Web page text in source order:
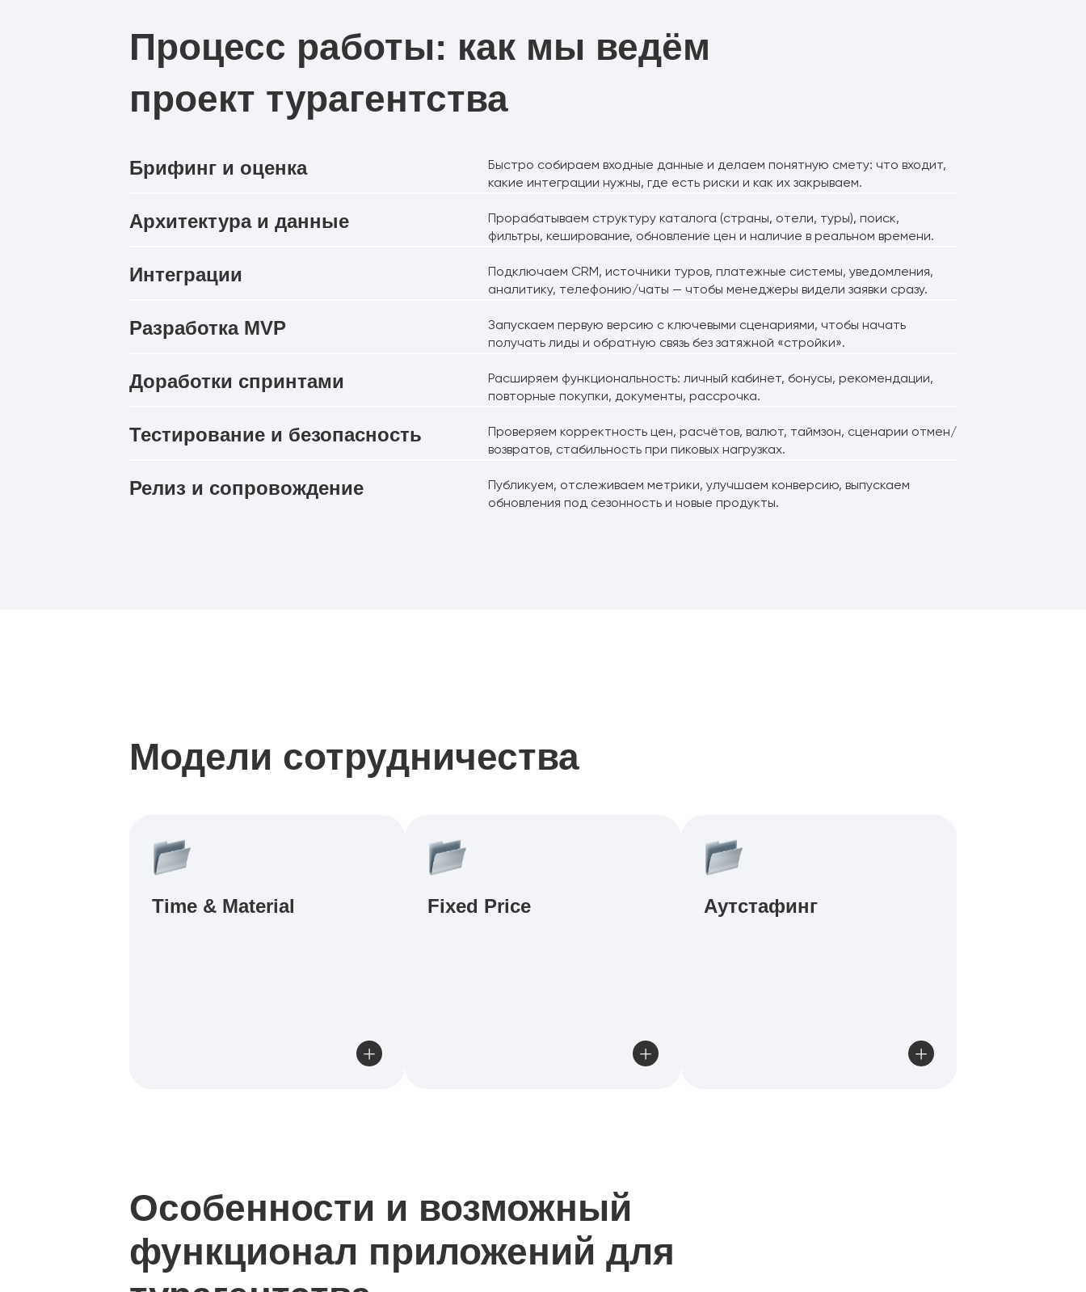
Процесс работы: как мы ведём
проект турагентства
Брифинг и оценка
Быстро собираем входные данные и делаем понятную смету: что входит,
какие интеграции нужны, где есть риски и как их закрываем.
Архитектура и данные
Прорабатываем структуру каталога (страны, отели, туры), поиск,
фильтры, кеширование, обновление цен и наличие в реальном времени.
Интеграции
Подключаем CRM, источники туров, платежные системы, уведомления,
аналитику, телефонию/чаты — чтобы менеджеры видели заявки сразу.
Разработка MVP
Запускаем первую версию с ключевыми сценариями, чтобы начать
получать лиды и обратную связь без затяжной «стройки».
Доработки спринтами
Расширяем функциональность: личный кабинет, бонусы, рекомендации,
повторные покупки, документы, рассрочка.
Тестирование и безопасность
Проверяем корректность цен, расчётов, валют, таймзон, сценарии отмен/
возвратов, стабильность при пиковых нагрузках.
Релиз и сопровождение
Публикуем, отслеживаем метрики, улучшаем конверсию, выпускаем
обновления под сезонность и новые продукты.
Модели сотрудничества
Time & Material Fixed Price Аутстафинг
Особенности и возможный
функционал приложений для